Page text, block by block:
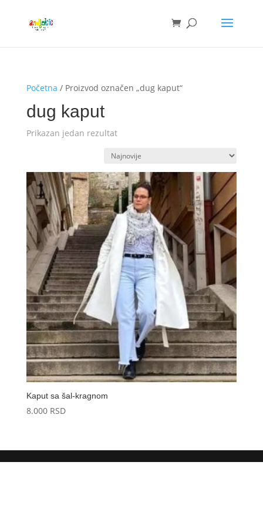
Početna / Proizvod označen „dug kaput“
dug kaput
Prikazan jedan rezultat
Kaput sa šal-kragnom
8.000 RSD